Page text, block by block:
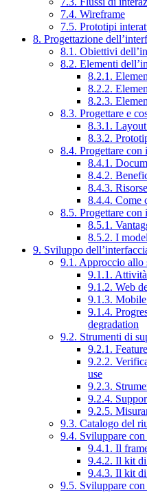
7.4. Wireframe
7.5. Prototipi
8. Progettazione
8.1. Obiettivi
8.2. Elementi
8.2.1.
8.2.2.
8.2.3.
8.3. Progettare e
8.3.1.
8.3.2.
8.4. Progettare con
8.4.1.
8.4.2.
8.4.3.
8.4.4. Come
8.5. Progettare
8.5.1.
8.5.2. I
9. Sviluppo
9.1. Approccio allo
9.1.1.
9.1.2. Web
9.1.3.
9.1.4.
degradation
9.2. Strumenti di
9.2.1.
9.2.2.
use
9.2.3.
9.2.4.
9.2.5.
9.3. Catalogo del
9.4. Sviluppare
9.4.1. Il
9.4.2. Il kit
9.4.3. Il kit
9.5. Sviluppare